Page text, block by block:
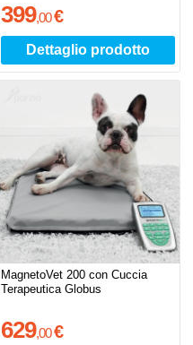
399,00€
Dettaglio prodotto
MagnetoVet 200 con Cuccia
Terapeutica Globus
629,00€